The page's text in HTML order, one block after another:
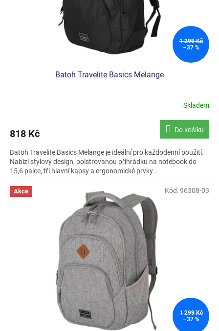
1 299 Kč
–37 %
Batoh Travelite Basics Melange
je
z
5
hvězdiček.
Skladem
818 Kč Do košíku
Batoh Travelite Basics Melange je ideální pro každodenní použití.
Nabízí stylový design, polstrovanou přihrádku na notebook do
15,6 palce, tři hlavní kapsy a ergonomické prvky...
Akce
1 299 Kč
–37 %
Kód:96308-03